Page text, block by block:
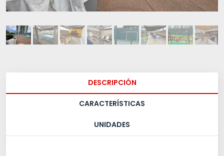
DESCRIPCIÓN
CARACTERÍSTICAS
UNIDADES